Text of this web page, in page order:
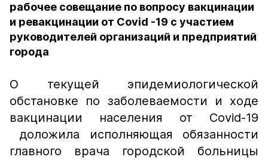
рабочее совещание по вопросу вакцинации
и ревакцинации от Covid -19 с участием
руководителей организаций и предприятий
города
О текущей эпидемиологической
обстановке по заболеваемости и ходе
вакцинации населения от Covid-19
доложила исполняющая обязанности
главного врача городской больницы